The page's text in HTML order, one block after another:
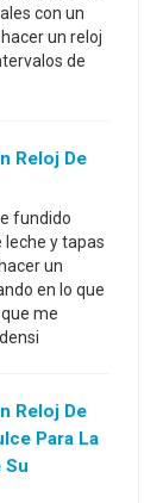
con un
un reloj
de
Reloj De
fundido
leche y tapas
un
en lo que
me
Reloj De
Para La
Su